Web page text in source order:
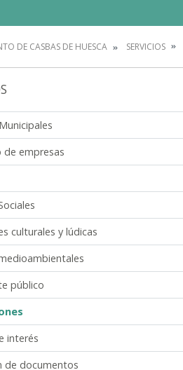
DE CASBAS DE HUESCA SERVICIOS
de empresas
culturales y lúdicas
público
interés
de documentos